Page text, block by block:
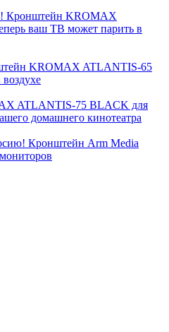
KROMAX
ваш ТВ может парить в
KROMAX ATLANTIS-65
ATLANTIS-75 BLACK для
домашнего кинотеатра
Кронштейн Arm Media